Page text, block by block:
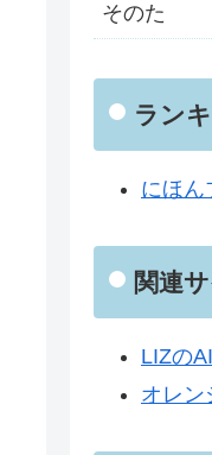
そのた
ラン
にほん
関連
LIZの
オレン